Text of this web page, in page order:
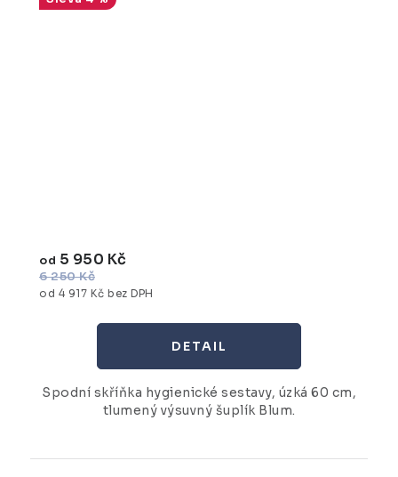
od 4 917 Kč bez DPH
od 5 950 Kč
6 250 Kč
Spodní skříňka hygienické sestavy, úzká 60 cm,
tlumený výsuvný šuplík Blum.